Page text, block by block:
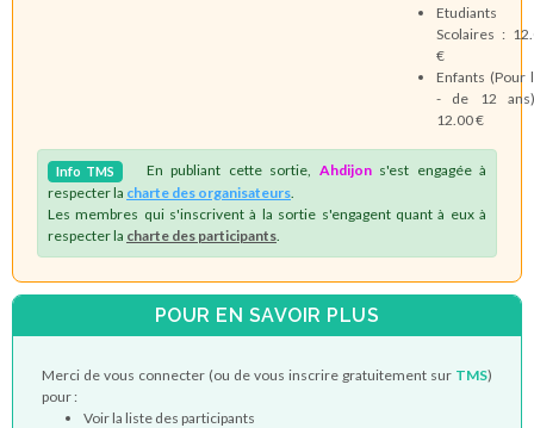
Scolaires :
€
Enfants (Pour
- de 12
12.00 €
Info TMS En publiant cette sortie, Ahdijons'est engagée à
respecter la charte des organisateurs
Les membres qui s'inscrivent à la sortie s'engagent quant à eux à
respecter la charte des participants
POUR EN SAVOIR PLUS
Merci de vous connecter (ou de vous inscrire gratuitement sur TMS)
pour :
Voir la liste des participants